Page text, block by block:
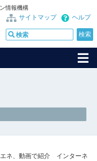
情報機構
ヘルプ
サイトマップ
ネ、動画で紹介 インターネ